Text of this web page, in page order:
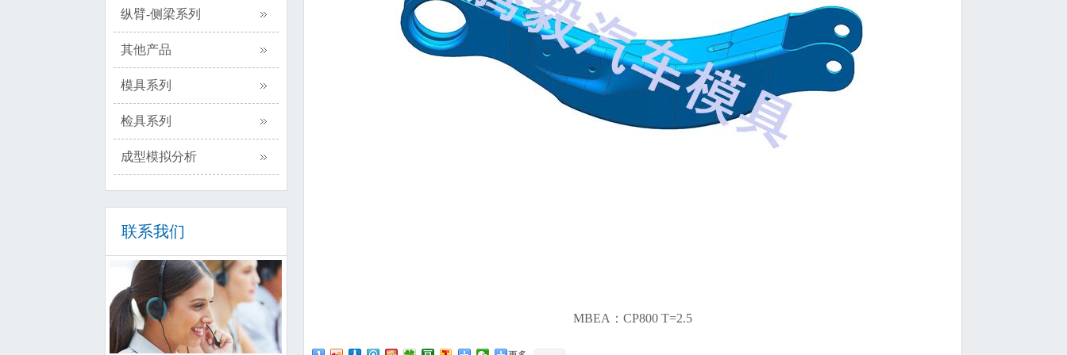
纵臂-侧梁系列
其他产品
模具系列
检具系列
成型模拟分析
联系我们
MBEA：CP800 T=2.5